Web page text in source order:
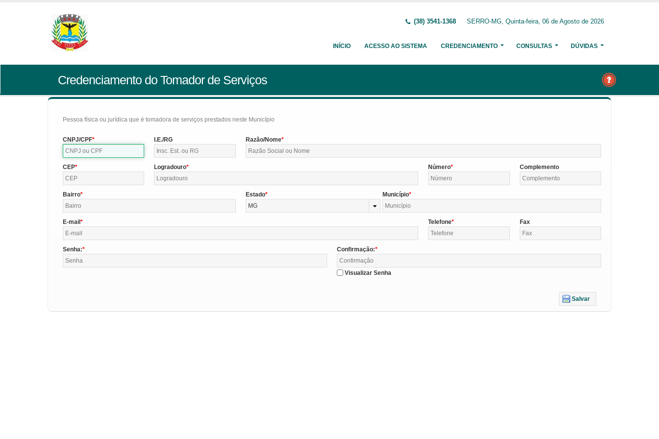
(38) 3541-1368 SERRO-MG, Quinta-feira, 06 de Agosto de 2026
INÍCIO ACESSO AO SISTEMA CREDENCIAMENTO CONSULTAS DÚVIDAS
Credenciamento do Tomador de Serviços
Pessoa física ou jurídica que é tomadora de serviços prestados neste Município
CNPJ/CPF I.E./RG Razão/Nome
CEP Logradouro Número Complemento
Bairro
Estado
MG
Município
E-mail Telefone Fax
Senha: Confirmação:
Visualizar Senha
Salvar